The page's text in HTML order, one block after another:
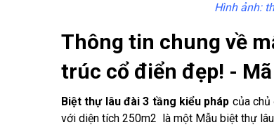
Hình ảnh:
Thông tin chung về
trúc cổ điển đẹp! -
Biệt thự lâu đài 3 tầng kiểu pháp của chủ
với diện tích 250m2 là một Mẫu biệt thự